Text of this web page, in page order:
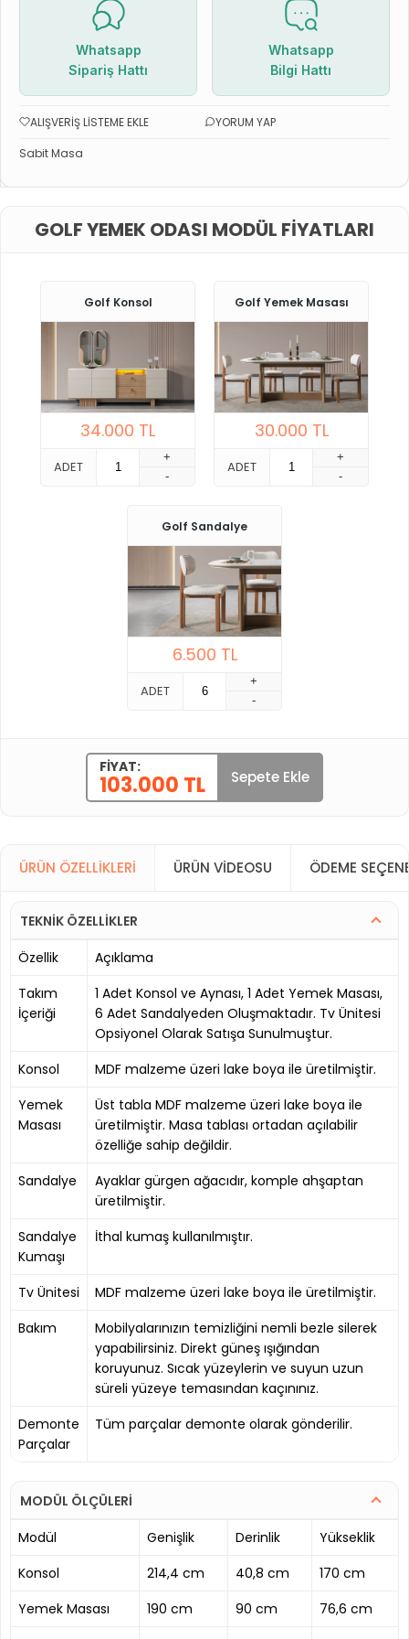
Whatsapp
Sipariş Hattı
Whatsapp
Bilgi Hattı
ALIŞVERIŞ LISTEME EKLE
YORUM YAP
Sabit Masa
GOLF YEMEK ODASI MODÜL FIYATLARI
Golf Konsol
34.000 TL
ADET
+
-
Golf Yemek Masası
30.000 TL
ADET
+
-
Golf Sandalye
6.500 TL
ADET
+
-
FIYAT:
103.000 TL Sepete Ekle
ÜRÜN ÖZELLIKLERI ÜRÜN VIDEOSU ÖDEME
TEKNİK ÖZELLİKLER
Özellik
Açıklama
Takım
İçeriği
1 Adet Konsol ve Aynası, 1 Adet Yemek Masası,
6 Adet Sandalyeden Oluşmaktadır. Tv Ünitesi
Opsiyonel Olarak Satışa Sunulmuştur.
Konsol
MDF malzeme üzeri lake boya ile üretilmiştir.
Yemek
Masası
Üst tabla MDF malzeme üzeri lake boya ile
üretilmiştir. Masa tablası ortadan açılabilir
özelliğe sahip değildir.
Sandalye
Ayaklar gürgen ağacıdır, komple ahşaptan
üretilmiştir.
Sandalye
Kumaşı
İthal kumaş kullanılmıştır.
Tv Ünitesi
MDF malzeme üzeri lake boya ile üretilmiştir.
Bakım
Mobilyalarınızın temizliğini nemli bezle silerek
yapabilirsiniz. Direkt güneş ışığından
koruyunuz. Sıcak yüzeylerin ve suyun uzun
süreli yüzeye temasından kaçınınız.
Demonte
Parçalar
Tüm parçalar demonte olarak gönderilir.
MODÜL ÖLÇÜLERİ
Modül
Genişlik Derinlik
Yükseklik
Konsol
214,4 cm 40,8 cm
170 cm
Yemek Masası
190 cm 90 cm
76,6 cm